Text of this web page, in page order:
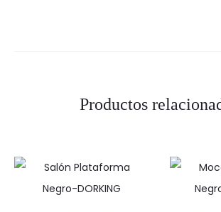
Productos